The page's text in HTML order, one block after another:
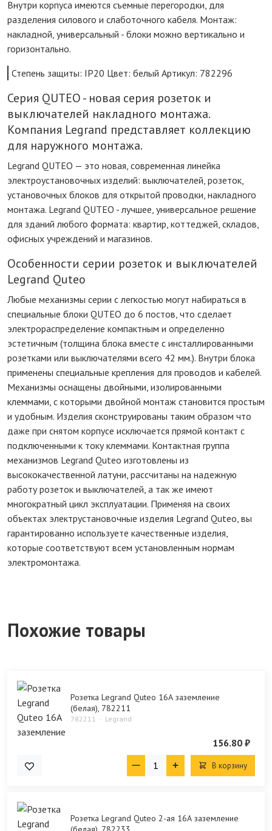
Внутри корпуса имеются съемные перегородки, для
разделения силового и слаботочного кабеля. Монтаж:
накладной, универсальный - блоки можно вертикально и
горизонтально.
Степень защиты: IP20 Цвет: белый Артикул: 782296
Серия QUTEO - новая серия розеток и
выключателей накладного монтажа.
Компания Legrand представляет коллекцию
для наружного монтажа.
Legrand QUTEO — это новая, современная линейка
электроустановочных изделий: выключателей, розеток,
установочных блоков для открытой проводки, накладного
монтажа. Legrand QUTEO - лучшее, универсальное решение
для зданий любого формата: квартир, коттеджей, складов,
офисных учреждений и магазинов.
Особенности серии розеток и выключателей
Legrand Quteo
Любые механизмы серии с легкостью могут набираться в
специальные блоки QUTEO до 6 постов, что сделает
электрораспределение компактным и определенно
эстетичным (толщина блока вместе с инсталлированными
розетками или выключателями всего 42 мм.). Внутри блока
применены специальные крепления для проводов и кабелей.
Механизмы оснащены двойными, изолированными
клеммами, с которыми двойной монтаж становится простым
и удобным. Изделия сконструированы таким образом что
даже при снятом корпусе исключается прямой контакт с
подключенными к току клеммами. Контактная группа
механизмов Legrand Quteo изготовлены из
высококачественной латуни, рассчитаны на надежную
работу розеток и выключателей, а так же имеют
многократный цикл эксплуатации. Применяя на своих
объектах электрустановочные изделия Legrand Quteo, вы
гарантированно используете качественные изделия,
которые соответствуют всем установленным нормам
электромонтажа.
Похожие товары
Розетка Legrand Quteo 16А заземление
(белая), 782211
782211 Legrand
156.80 ₽
В корзину
Розетка Legrand Quteo 2-ая 16А заземление